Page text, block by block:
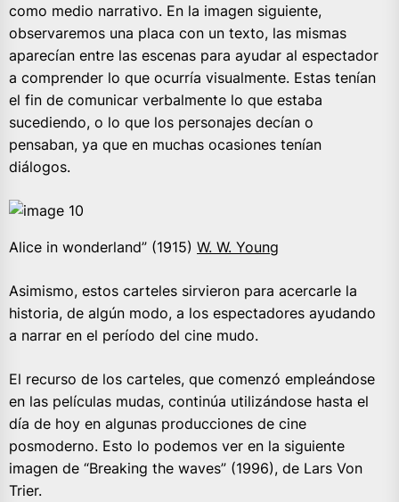
como medio narrativo. En la imagen siguiente,
observaremos una placa con un texto, las mismas
aparecían entre las escenas para ayudar al espectador
a comprender lo que ocurría visualmente. Estas tenían
el fin de comunicar verbalmente lo que estaba
sucediendo, o lo que los personajes decían o
pensaban, ya que en muchas ocasiones tenían
diálogos.
Alice in wonderland” (1915) W. W. Young
Asimismo, estos carteles sirvieron para acercarle la
historia, de algún modo, a los espectadores ayudando
a narrar en el período del cine mudo.
El recurso de los carteles, que comenzó empleándose
en las películas mudas, continúa utilizándose hasta el
día de hoy en algunas producciones de cine
posmoderno. Esto lo podemos ver en la siguiente
imagen de “Breaking the waves” (1996), de Lars Von
Trier.